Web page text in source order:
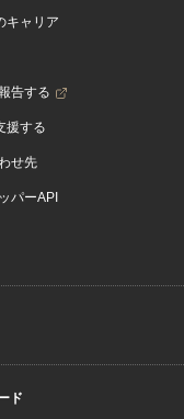
キャリア
告する
援する
せ先
パーAPI
ド